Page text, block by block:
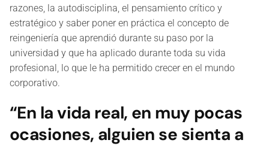
razones, la autodisciplina, el pensamiento crítico y
estratégico y saber poner en práctica el concepto de
reingeniería que aprendió durante su paso por la
universidad y que ha aplicado durante toda su vida
profesional, lo que le ha permitido crecer en el mundo
corporativo.
“En la vida real, en muy pocas
ocasiones, alguien se sienta a